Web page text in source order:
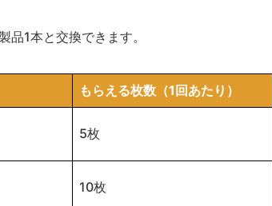
1本と交換できます。
もらえる枚数（1回あたり）
5枚
10枚